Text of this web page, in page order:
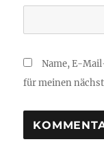
Name, E-
für meinen